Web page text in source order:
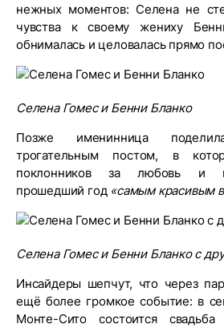
нежных моментов: Селена не
чувства к своему жениху
обнималась и целовалась прямо
Селена Гомес и Бенни Бланко
Позже именинница
трогательным постом, в
поклонников за любовь и
прошедший год «самым красивым
Селена Гомес и Бенни Бланко с
Инсайдеры шепчут, что через
ещё более громкое событие: в
Монте-Сито состоится